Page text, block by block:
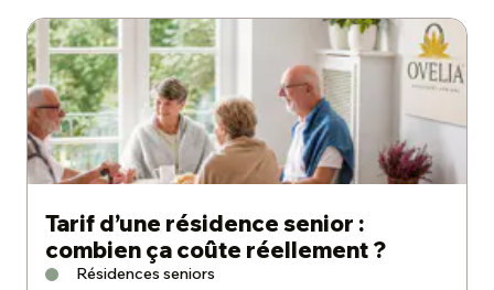
Tarif d’une résidence senior :
combien ça coûte réellement ?
Résidences seniors